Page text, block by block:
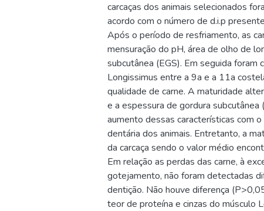
carcaças dos animais selecionados
acordo com o número de d.i.p
Após o período de resfriamento, as
mensuração do pH, área de olho de
subcutânea (EGS). Em seguida
Longissimus entre a 9a e a 11a
qualidade de carne. A maturidade
e a espessura de gordura subcutânea
aumento dessas características com
dentária dos animais. Entretanto, a
da carcaça sendo o valor médio
Em relação as perdas das carne, à
gotejamento, não foram detectadas
dentição. Não houve diferença
teor de proteína e cinzas do músculo